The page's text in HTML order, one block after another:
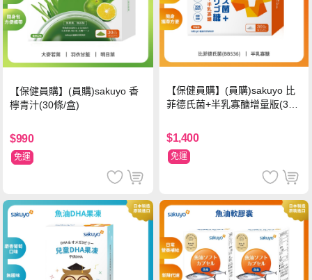
【保健員購】(員購)sakuyo 香
檸青汁(30條/盒)
$990
免運
【保健員購】(員購)sakuyo 比
菲德氏菌+半乳寡醣增量版(30
$1,400
免運